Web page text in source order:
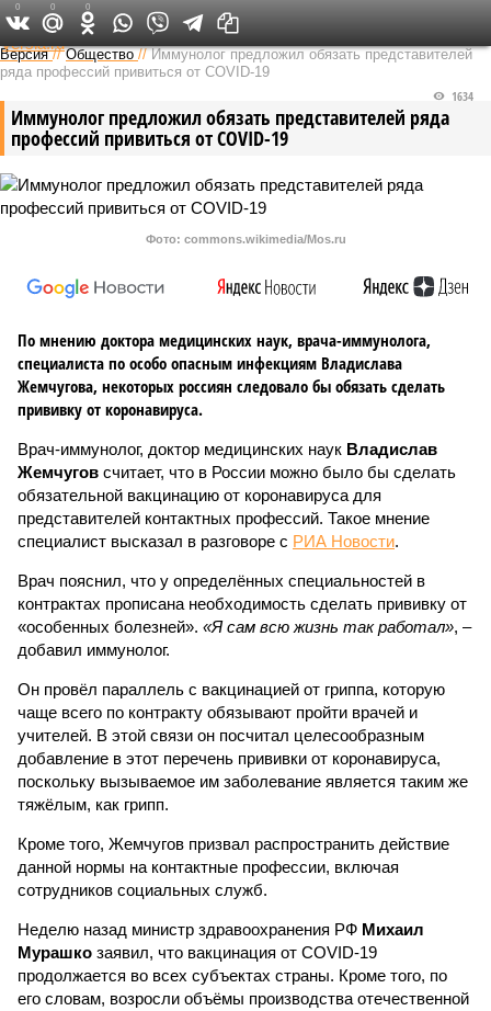
Федеральный выпуск
Версия //Общество //Иммунолог предложил обязать представителей
ряда профессий привиться от COVID-19
Иммунолог предложил обязать представителей ряда
профессий привиться от COVID-19
1634
Фото: commons.wikimedia/Mos.ru
По мнению доктора медицинских наук, врача-иммунолога,
специалиста по особо опасным инфекциям Владислава
Жемчугова, некоторых россиян следовало бы обязать сделать
прививку от коронавируса.
Врач-иммунолог, доктор медицинских наук Владислав
Жемчугов считает, что в России можно было бы сделать
обязательной вакцинацию от коронавируса для
представителей контактных профессий. Такое мнение
специалист высказал в разговоре с РИА Новости.
Врач пояснил, что у определённых специальностей в
контрактах прописана необходимость сделать прививку от
«особенных болезней». «Я сам всю жизнь так работал», –
добавил иммунолог.
Он провёл параллель с вакцинацией от гриппа, которую
чаще всего по контракту обязывают пройти врачей и
учителей. В этой связи он посчитал целесообразным
добавление в этот перечень прививки от коронавируса,
поскольку вызываемое им заболевание является таким же
тяжёлым, как грипп.
Кроме того, Жемчугов призвал распространить действие
данной нормы на контактные профессии, включая
сотрудников социальных служб.
Неделю назад министр здравоохранения РФ Михаил
Мурашко заявил, что вакцинация от COVID-19
продолжается во всех субъектах страны. Кроме того, по
его словам, возросли объёмы производства отечественной
0 0 0